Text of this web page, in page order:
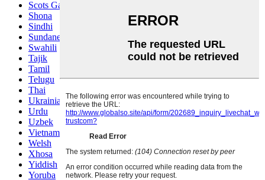
Scots Gaelic
Shona
Sindhi
Sundanese
Swahili
Tajik
Tamil
Telugu
Thai
Ukrainian
Urdu
Uzbek
Vietnamese
Welsh
Xhosa
Yiddish
Yoruba